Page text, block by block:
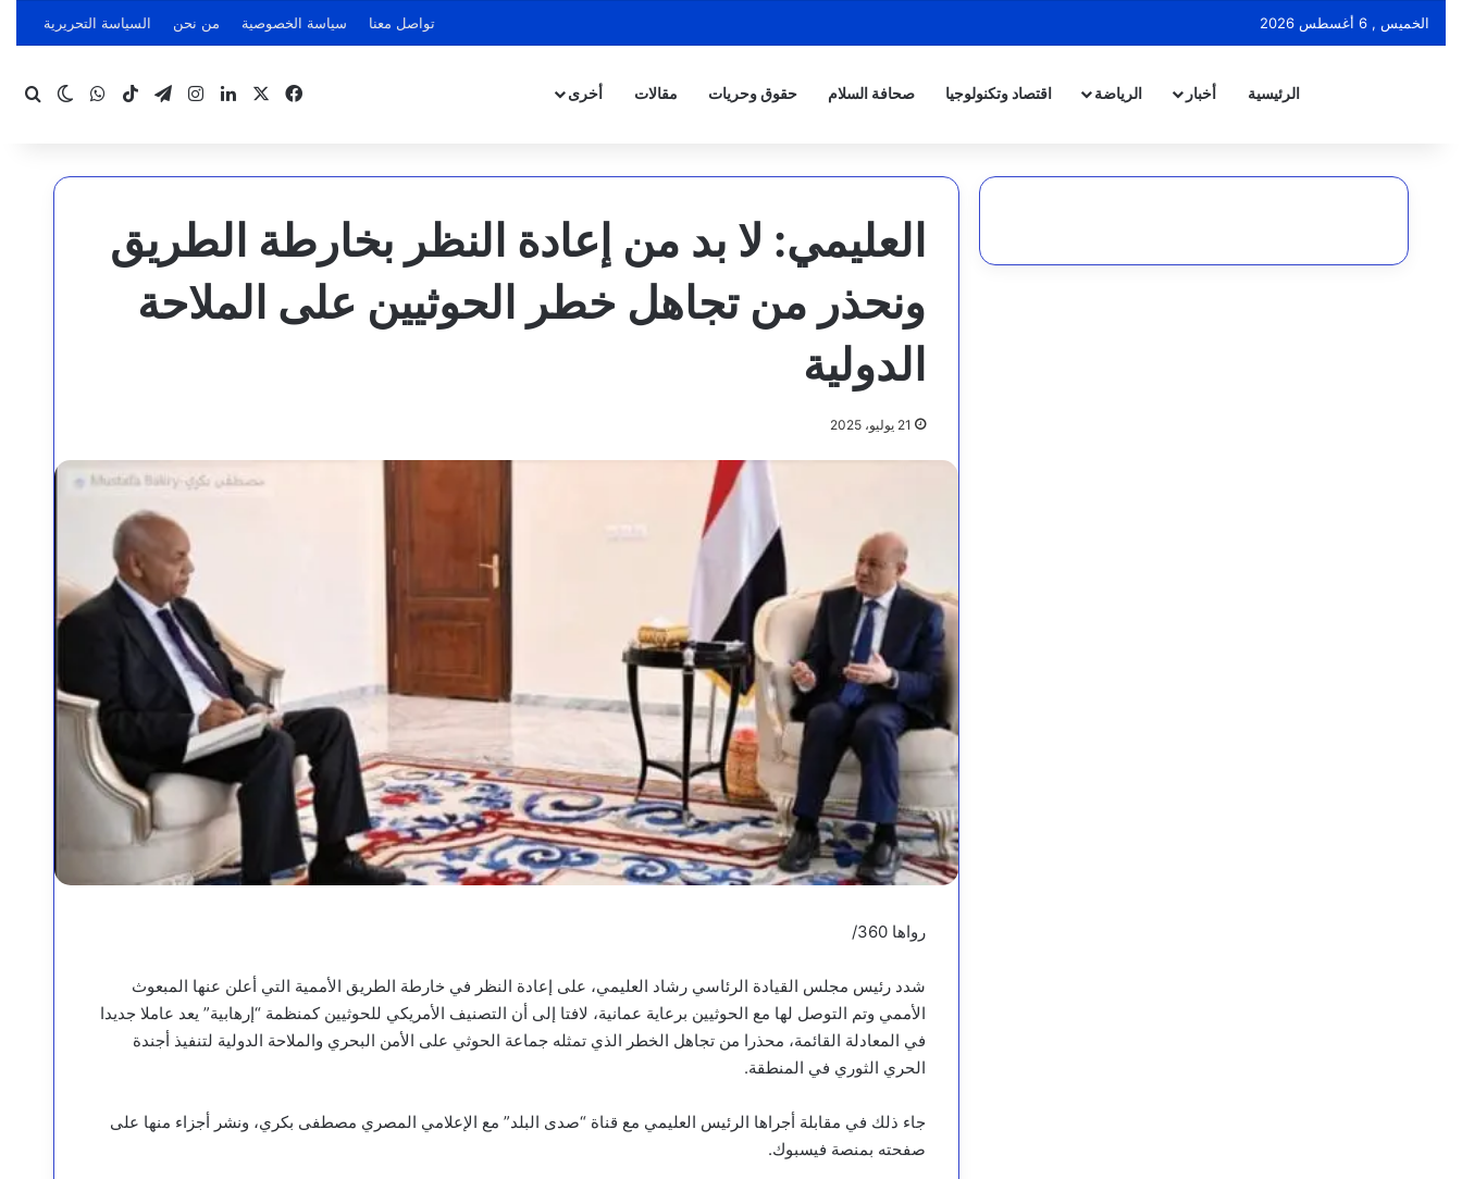
الخميس , 6 أغسطس 2026 تواصل معنا سياسة الخصوصية من نحن السياسة التحريرية
الرئيسية أخبار الرياضة اقتصاد وتكنولوجيا صحافة السلام حقوق وحريات مقالات أخرى فيسبوك لينكدإنانستقرام
تيلقرام ‫TikTokواتسابالوضع
العليمي: لا بد من إعادة النظر بخارطة الطريق
ونحذر من تجاهل خطر الحوثيين على الملاحة
الدولية
21 يوليو، 2025
رواها 360/
شدد رئيس مجلس القيادة الرئاسي رشاد العليمي، على إعادة النظر في خارطة الطريق الأممية التي أعلن عنها المبعوث
الأممي وتم التوصل لها مع الحوثيين برعاية عمانية، لافتا إلى أن التصنيف الأمريكي للحوثيين كمنظمة “إرهابية” يعد عاملا جديدا
في المعادلة القائمة، محذرا من تجاهل الخطر الذي تمثله جماعة الحوثي على الأمن البحري والملاحة الدولية لتنفيذ أجندة
الحري الثوري في المنطقة.
جاء ذلك في مقابلة أجراها الرئيس العليمي مع قناة “صدى البلد” مع الإعلامي المصري مصطفى بكري، ونشر أجزاء منها على
صفحته بمنصة فيسبوك.